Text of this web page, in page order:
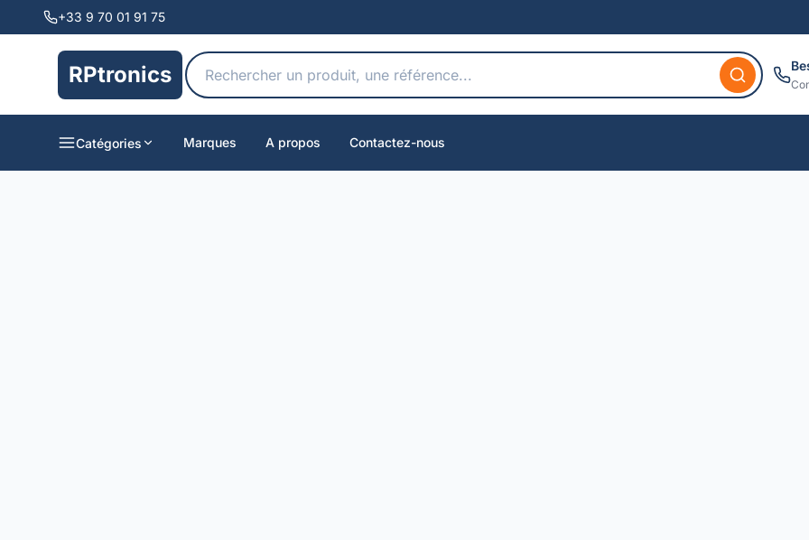
+33 9 70 01 91 75
RPtronics
Catégories Marques A propos Contactez-nous